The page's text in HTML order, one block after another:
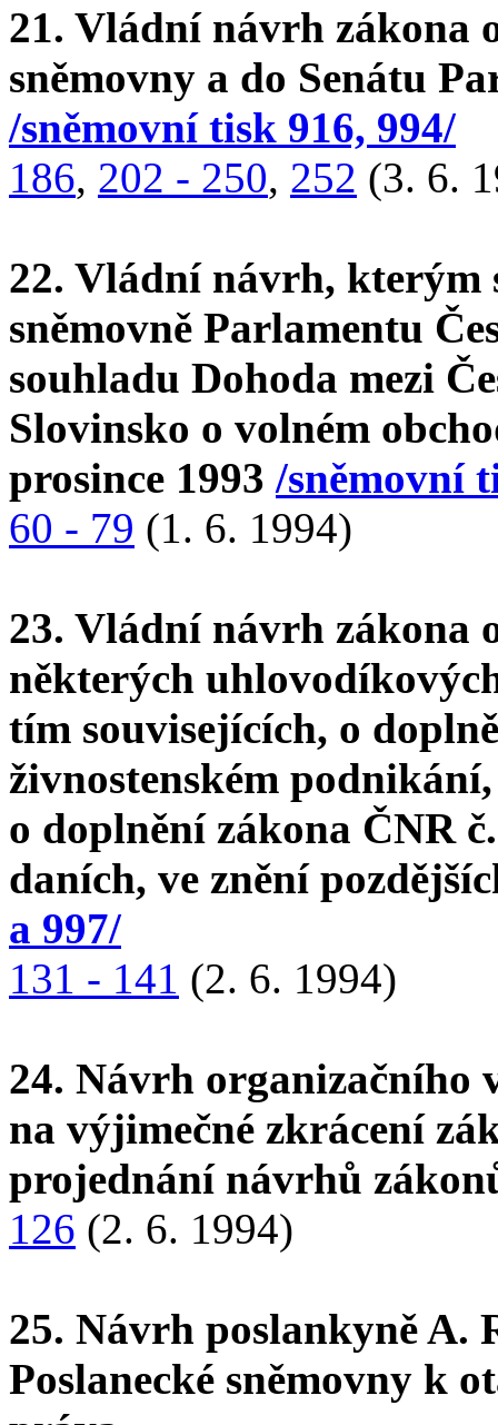
21. Vládní návrh zákona
sněmovny a do Senátu
/sněmovní tisk 916, 994/
186, 202 - 250, 252 (3. 6.
22. Vládní návrh, kterým
sněmovně Parlamentu
souhladu Dohoda mezi
Slovinsko o volném
prosince 1993 /sněmovní
60 - 79 (1. 6. 1994)
23. Vládní návrh zákona
některých
tím souvisejících, o
živnostenském
o doplnění zákona ČNR
daních, ve znění
a 997/
131 - 141 (2. 6. 1994)
24. Návrh organizačního
na výjimečné zkrácení
projednání návrhů
126 (2. 6. 1994)
25. Návrh poslankyně A.
Poslanecké sněmovny k